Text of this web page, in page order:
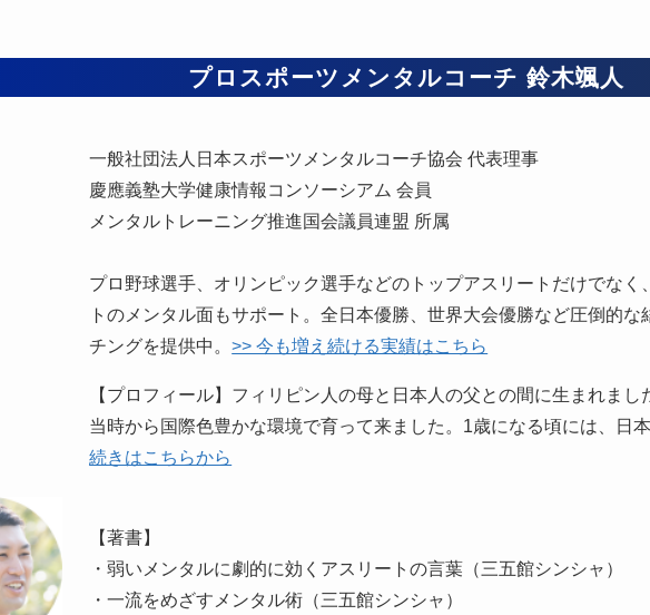
プロスポーツメンタルコーチ 鈴木颯人
一般社団法人日本スポーツメンタルコーチ協会 代表理事
慶應義塾大学健康情報コンソーシアム 会員
メンタルトレーニング推進国会議員連盟 所属
プロ野球選手、オリンピック選手などのトップアスリートだけでな
トのメンタル面もサポート。全日本優勝、世界大会優勝など圧倒的
チングを提供中。>> 今も増え続ける実績はこちら
【プロフィール】フィリピン人の母と日本人の父との間に生まれま
当時から国際色豊かな環境で育って来ました。1歳になる頃には、日
続きはこちらから
【著書】
・弱いメンタルに劇的に効くアスリートの言葉（三五館シンシャ）
・一流をめざすメンタル術（三五館シンシャ）